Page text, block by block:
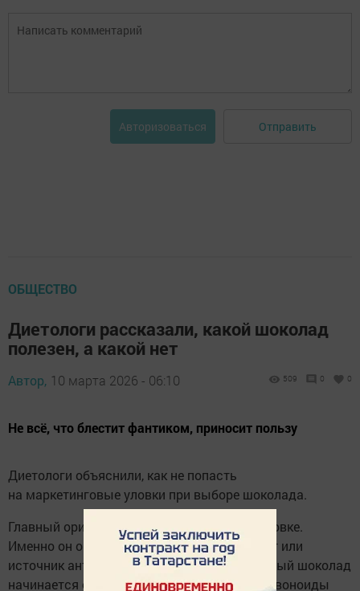
Авторизоваться Отправить
ОБЩЕСТВО
Диетологи рассказали, какой шоколад
полезен, а какой нет
Автор, 10 марта 2026 - 06:10 509 0 0
Не всё, что блестит фантиком, приносит пользу
Диетологи объяснили, как не попасть
на маркетинговые уловки при выборе шоколада.
Главный ориентир — процент какао на упаковке.
Именно он определяет, покупаете вы десерт или
источник антиоксидантов. Настоящий тёмный шоколад
начинается от 70%: в нём сохраняются флавоноиды